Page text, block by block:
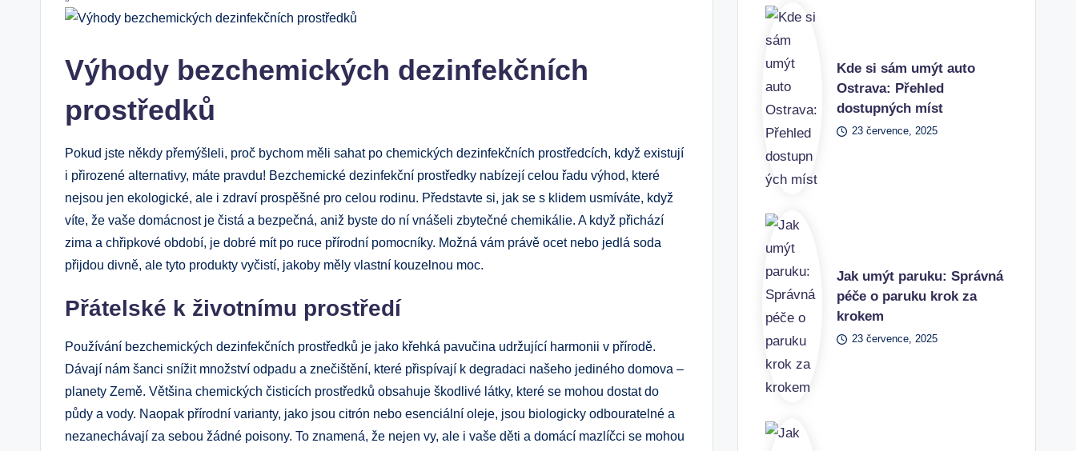
Výhody bezchemických dezinfekčních
prostředků
Pokud jste někdy přemýšleli, proč bychom měli sahat po chemických dezinfekčních prostředcích, když existují
i přirozené alternativy, máte pravdu! Bezchemické dezinfekční prostředky nabízejí celou řadu výhod, které
nejsou jen ekologické, ale i zdraví prospěšné pro celou rodinu. Představte si, jak se s klidem usmíváte, když
víte, že vaše domácnost je čistá a bezpečná, aniž byste do ní vnášeli zbytečné chemikálie. A když přichází
zima a chřipkové období, je dobré mít po ruce přírodní pomocníky. Možná vám právě ocet nebo jedlá soda
přijdou divně, ale tyto produkty vyčistí, jakoby měly vlastní kouzelnou moc.
Přátelské k životnímu prostředí
Používání bezchemických dezinfekčních prostředků je jako křehká pavučina udržující harmonii v přírodě.
Dávají nám šanci snížit množství odpadu a znečištění, které přispívají k degradaci našeho jediného domova –
planety Země. Většina chemických čisticích prostředků obsahuje škodlivé látky, které se mohou dostat do
půdy a vody. Naopak přírodní varianty, jako jsou citrón nebo esenciální oleje, jsou biologicky odbouratelné a
nezanechávají za sebou žádné poisony. To znamená, že nejen vy, ale i vaše děti a domácí mazlíčci se mohou
Kde si sám umýt auto
Ostrava: Přehled
dostupných míst
23 července, 2025
Jak umýt paruku: Správná
péče o paruku krok za
krokem
23 července, 2025